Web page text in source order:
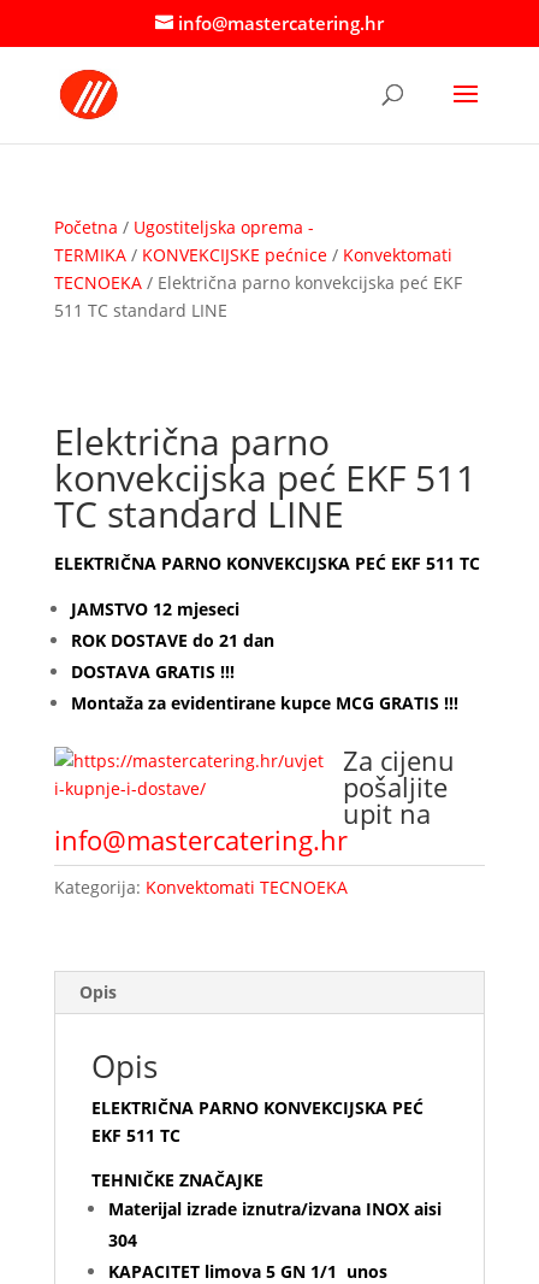
info@mastercatering.hr
Početna / Ugostiteljska oprema -
TERMIKA/ KONVEKCIJSKE pećnice/ Konvektomati
TECNOEKA/ Električna parno konvekcijska peć EKF
511 TC standard LINE
Električna parno
konvekcijska peć EKF 511
TC standard LINE
ELEKTRIČNA PARNO KONVEKCIJSKA PEĆ EKF 511 TC
JAMSTVO 12 mjeseci
ROK DOSTAVE do 21 dan
DOSTAVA GRATIS !!!
Montaža za evidentirane kupce MCG GRATIS !!!
Za cijenu
pošaljite
upit na
info@mastercatering.hr
Kategorija: Konvektomati TECNOEKA
Opis
Opis
ELEKTRIČNA PARNO KONVEKCIJSKA PEĆ
EKF 511 TC
TEHNIČKE ZNAČAJKE
Materijal izrade iznutra/izvana INOX aisi
304
KAPACITET limova 5 GN 1/1 unos